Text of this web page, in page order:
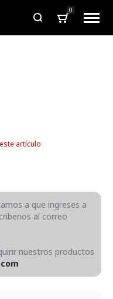
0
artículo
a que ingreses a
al correo
nuestros productos